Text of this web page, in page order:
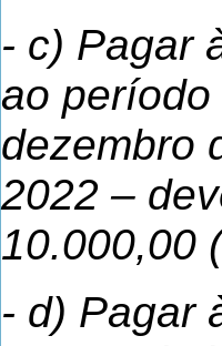
- c) Pagar
ao
dezembro
2022 –
10.000,00
- d) Pagar